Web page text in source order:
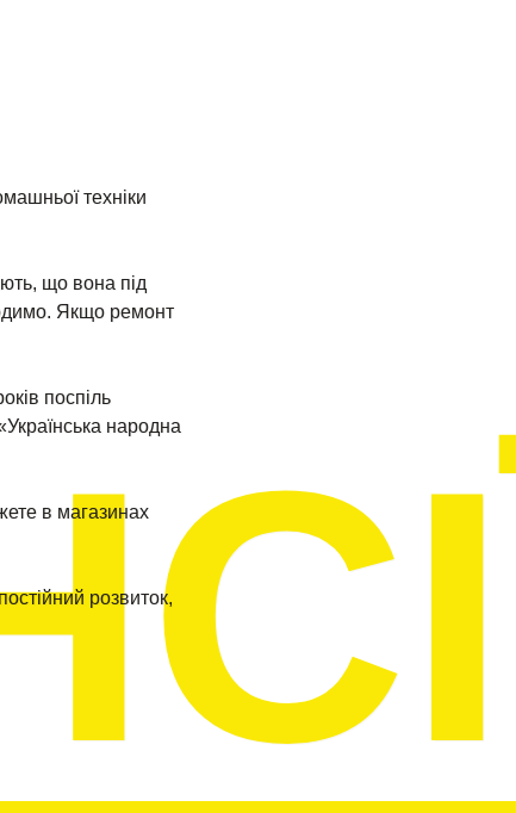
техніки
що вона під
Якщо ремонт
поспіль
народна
в магазинах
розвиток,